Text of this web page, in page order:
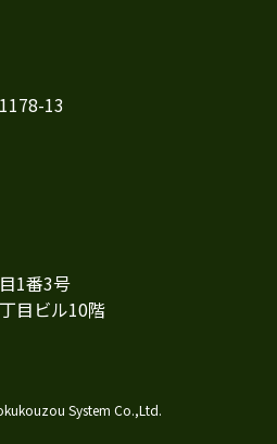
13
1番3号
目ビル10階
System Co.,Ltd.